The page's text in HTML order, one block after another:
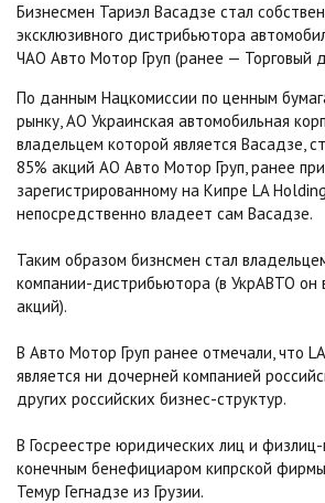
Бизнесмен Тариэл Васадзе стал
эксклюзивного дистрибьютора
ЧАО Авто Мотор Груп (ранее — Торговый
По данным Нацкомиссии по ценным
рынку, АО Украинская автомобильная
владельцем которой является Васадзе,
85% акций АО Авто Мотор Груп, ранее
зарегистрированному на Кипре LA
непосредственно владеет сам Васадзе.
Таким образом бизнсмен стал
компании-дистрибьютора (в УкрАВТО он
акций).
В Авто Мотор Груп ранее отмечали, что
является ни дочерней компанией
других российских бизнес-структур.
В Госреестре юридических лиц и
конечным бенефициаром кипрской
Темур Гегнадзе из Грузии.